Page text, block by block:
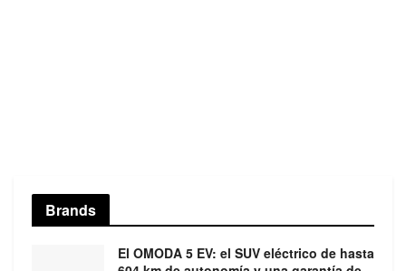
Brands
El OMODA 5 EV: el SUV eléctrico de hasta